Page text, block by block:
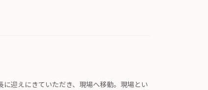
に迎えにきていただき、現場へ移動。現場とい